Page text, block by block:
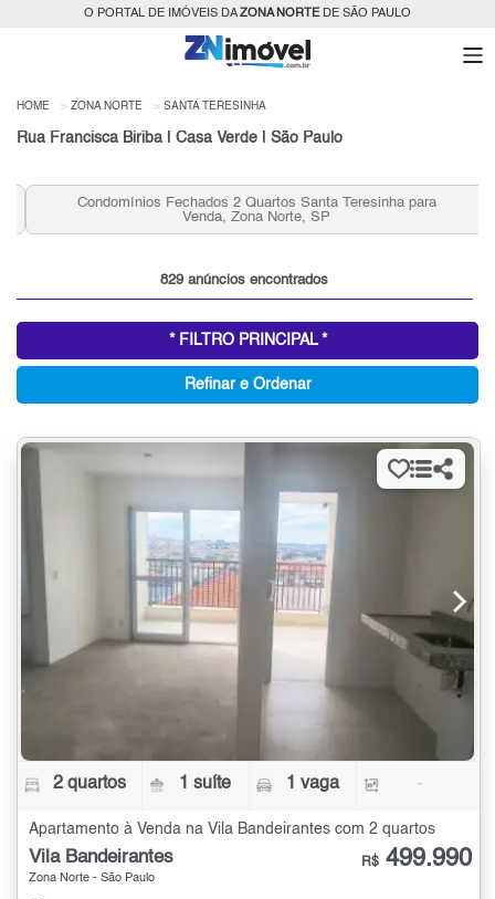
O PORTAL DE IMÓVEIS DAZONA NORTEDE SÃO PAULO
HOME ZONA NORTE SANTA TERESINHA
Rua Francisca Biriba | Casa Verde | São Paulo
Condomínios Fechados 2 Quartos Santa Teresinha para
Venda, Zona Norte, SP
829 anúncios encontrados
* FILTRO PRINCIPAL *
Refinar e Ordenar
2 quartos 1 suíte 1 vaga -
Apartamento à Venda na Vila Bandeirantes com 2 quartos
Vila Bandeirantes
Zona Norte - São Paulo
R$ 499.990